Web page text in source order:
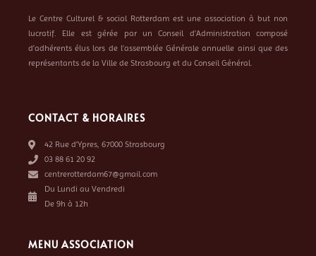
Le Centre Culturel & social Rotterdam est une association à but non
lucratif. Elle est gérée par un Conseil d’Administration composé
d’adhérents élus lors de l’assemblée Générale annuelle ainsi que des
représentants de la Ville de Strasbourg et du Conseil Général.
CONTACT & HORAIRES
42 Rue d’Ypres, 67000 Strasbourg
03 88 61 20 92
centrerotterdam67@gmail.com
Du Lundi au Vendredi
De 9h à 12h
MENU ASSOCIATION